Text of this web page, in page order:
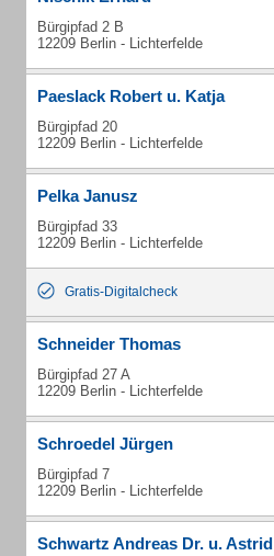
Bürgipfad 2 B
12209 Berlin - Lichterfelde
Paeslack Robert u. Katja
Bürgipfad 20
12209 Berlin - Lichterfelde
Pelka Janusz
Bürgipfad 33
12209 Berlin - Lichterfelde
Gratis-Digitalcheck
Schneider Thomas
Bürgipfad 27 A
12209 Berlin - Lichterfelde
Schroedel Jürgen
Bürgipfad 7
12209 Berlin - Lichterfelde
Schwartz Andreas Dr. u. Astrid